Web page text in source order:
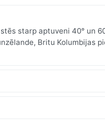
starp aptuveni 40° un
Britu Kolumbijas